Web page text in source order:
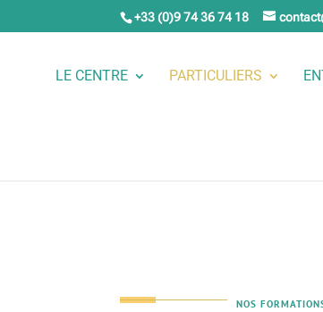
+33 (0)9 74 36 74 18
LE CENTRE PARTICULIERS
NOS